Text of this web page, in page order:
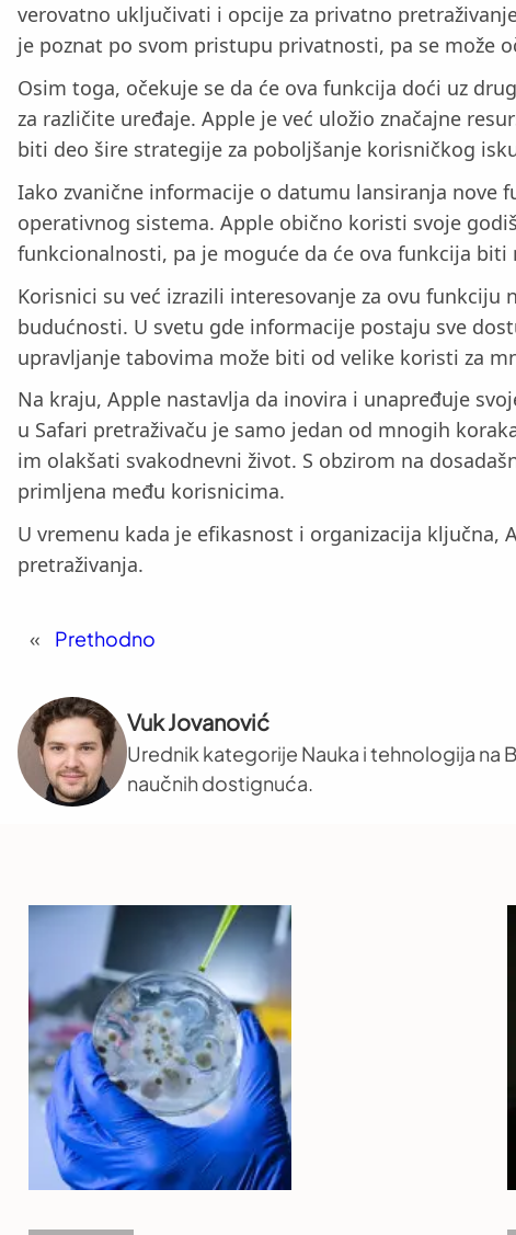
verovatno uključivati i opcije za privatno
je poznat po svom pristupu privatnosti, pa se može
Osim toga, očekuje se da će ova funkcija doći uz
za različite uređaje. Apple je već uložio značajne
biti deo šire strategije za poboljšanje korisničkog
Iako zvanične informacije o datumu lansiranja nove
operativnog sistema. Apple obično koristi svoje
funkcionalnosti, pa je moguće da će ova funkcija biti
Korisnici su već izrazili interesovanje za ovu
budućnosti. U svetu gde informacije postaju sve
upravljanje tabovima može biti od velike koristi za
Na kraju, Apple nastavlja da inovira i unapređuje
u Safari pretraživaču je samo jedan od mnogih
im olakšati svakodnevni život. S obzirom na
primljena među korisnicima.
U vremenu kada je efikasnost i organizacija
pretraživanja.
« Prethodno
Vuk Jovanović
Urednik kategorije Nauka i tehnologija na
naučnih dostignuća.